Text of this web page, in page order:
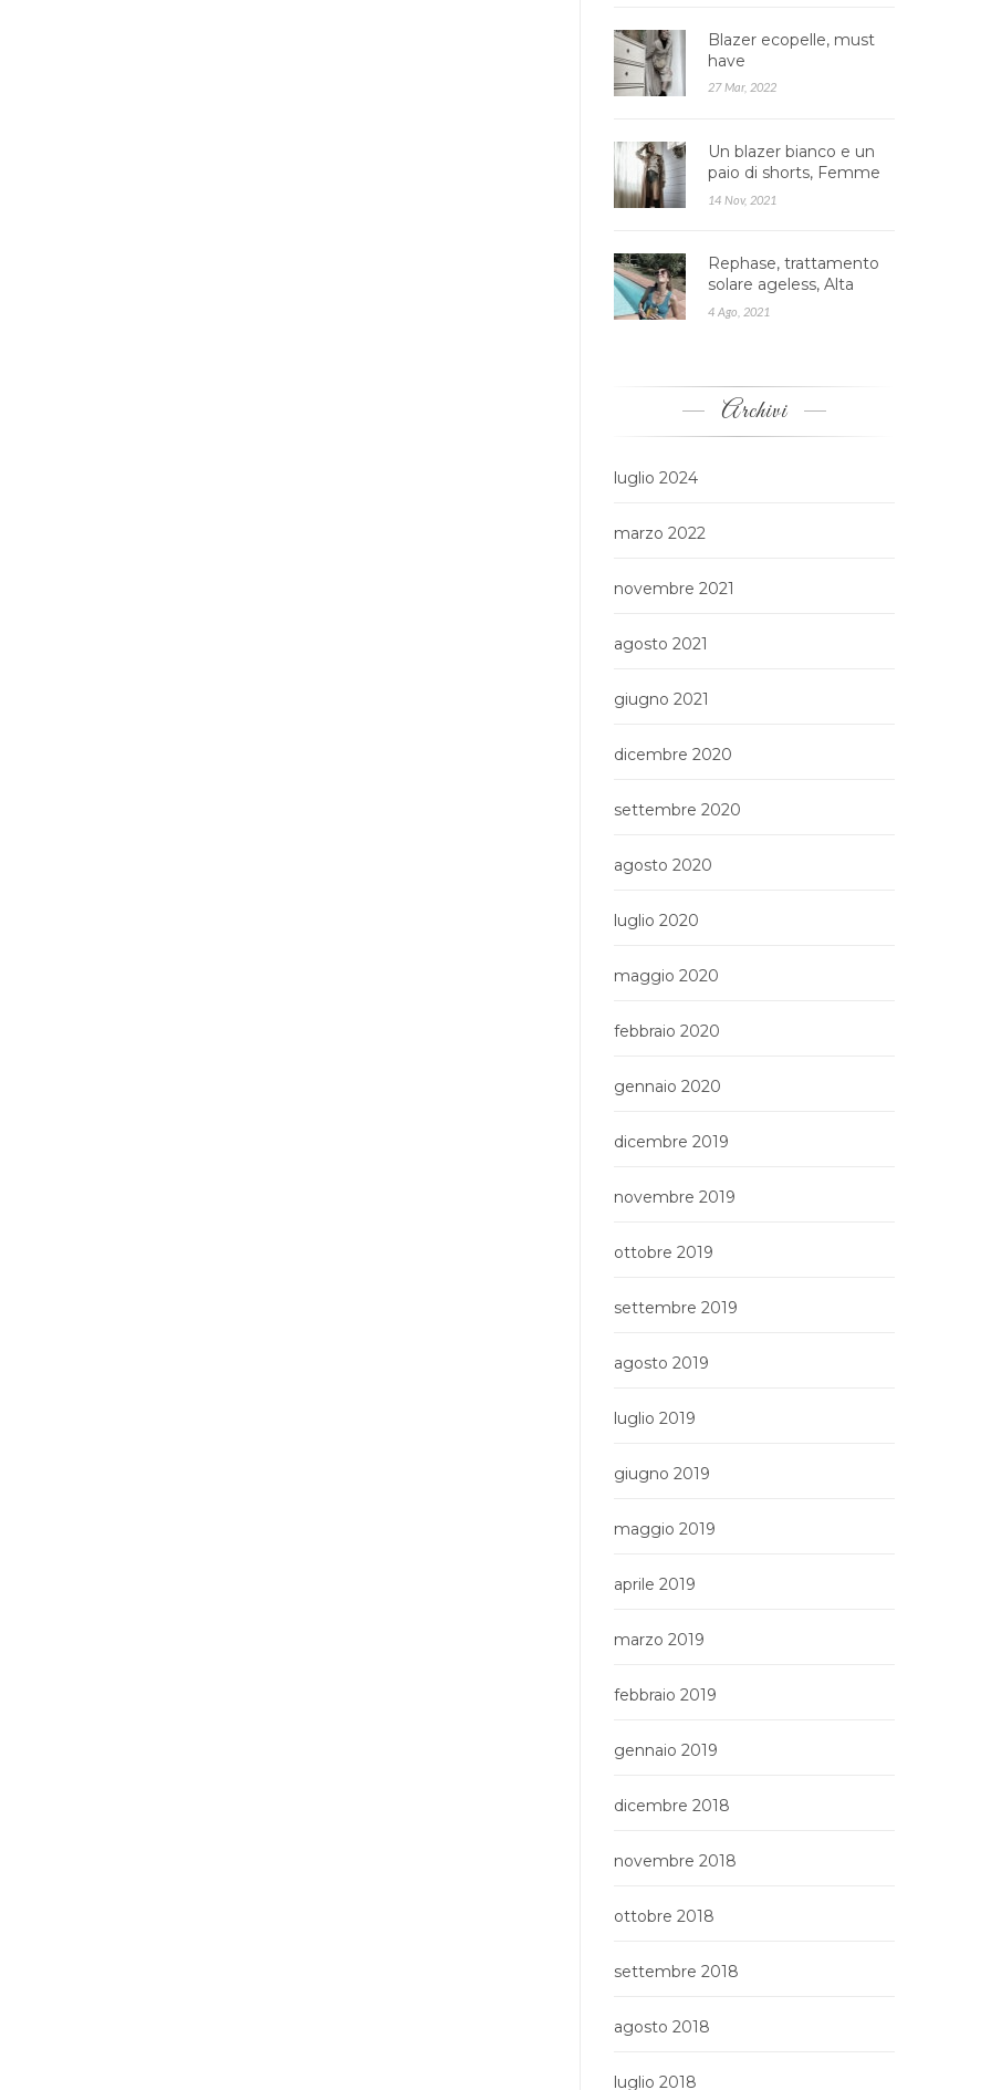
Blazer ecopelle, must
have
27 Mar, 2022
Un blazer bianco e un
paio di shorts, Femme
Luxe
14 Nov, 2021
Rephase, trattamento
solare ageless, Alta
cosmesi
4 Ago, 2021
Archivi
luglio 2024
marzo 2022
novembre 2021
agosto 2021
giugno 2021
dicembre 2020
settembre 2020
agosto 2020
luglio 2020
maggio 2020
febbraio 2020
gennaio 2020
dicembre 2019
novembre 2019
ottobre 2019
settembre 2019
agosto 2019
luglio 2019
giugno 2019
maggio 2019
aprile 2019
marzo 2019
febbraio 2019
gennaio 2019
dicembre 2018
novembre 2018
ottobre 2018
settembre 2018
agosto 2018
luglio 2018